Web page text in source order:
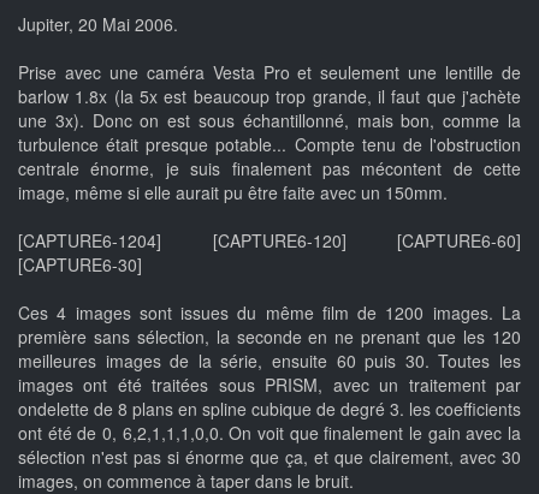
Jupiter, 20 Mai 2006.
Prise avec une caméra Vesta Pro et seulement une lentille de
barlow 1.8x (la 5x est beaucoup trop grande, il faut que j'achète
une 3x). Donc on est sous échantillonné, mais bon, comme la
turbulence était presque potable... Compte tenu de l'obstruction
centrale énorme, je suis finalement pas mécontent de cette
image, même si elle aurait pu être faite avec un 150mm.
[CAPTURE6-1204] [CAPTURE6-120] [CAPTURE6-60]
[CAPTURE6-30]
Ces 4 images sont issues du même film de 1200 images. La
première sans sélection, la seconde en ne prenant que les 120
meilleures images de la série, ensuite 60 puis 30. Toutes les
images ont été traitées sous PRISM, avec un traitement par
ondelette de 8 plans en spline cubique de degré 3. les coefficients
ont été de 0, 6,2,1,1,1,0,0. On voit que finalement le gain avec la
sélection n'est pas si énorme que ça, et que clairement, avec 30
images, on commence à taper dans le bruit.